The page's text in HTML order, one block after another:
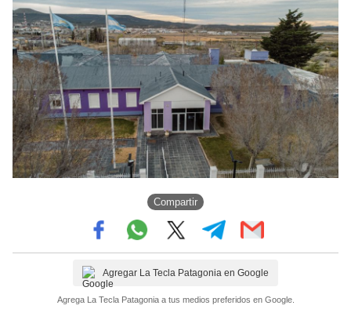
Compartir
Agregar La Tecla Patagonia en Google
Agrega La Tecla Patagonia a tus medios preferidos en Google.